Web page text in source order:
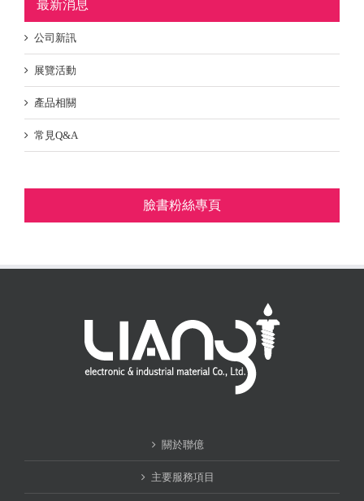
最新消息
公司新訊
展覽活動
產品相關
常見Q&A
臉書粉絲專頁
關於聯億
主要服務項目